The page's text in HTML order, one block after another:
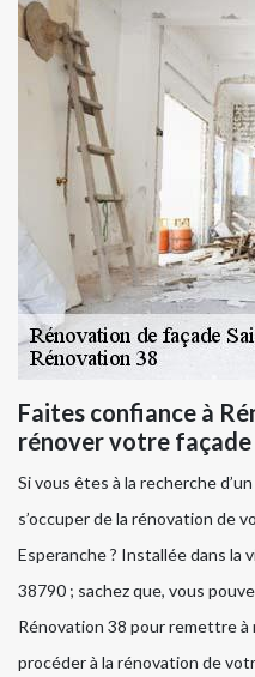
Faites confiance à
rénover votre
Si vous êtes à la recherche
s’occuper de la rénovation de
Esperanche ? Installée dans la
38790 ; sachez que, vous
Rénovation 38 pour remettre
procéder à la rénovation de